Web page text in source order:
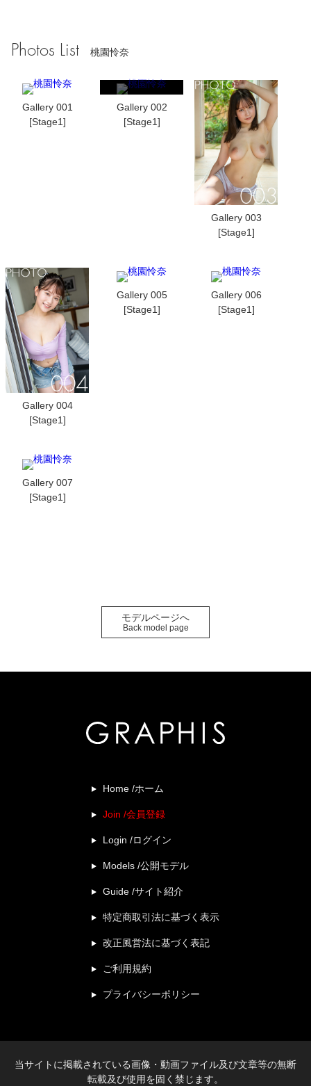
Photos List 桃園怜奈
Gallery 001
[Stage1]
Gallery 002
[Stage1]
Gallery 003
[Stage1]
Gallery 004
[Stage1]
Gallery 005
[Stage1]
Gallery 006
[Stage1]
Gallery 007
[Stage1]
モデルページへ
Back model page
Home /ホーム
Join /会員登録
Login /ログイン
Models /公開モデル
Guide /サイト紹介
特定商取引法に基づく表示
改正風営法に基づく表記
ご利用規約
プライバシーポリシー
当サイトに掲載されている画像・動画ファイル及び文章等の無断
転載及び使用を固く禁じます。